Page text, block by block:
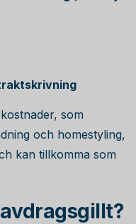
som
och homestyling,
kan tillkomma som